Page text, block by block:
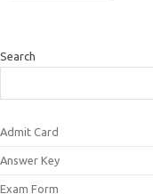
Search
Admit Card
Answer Key
Exam Form